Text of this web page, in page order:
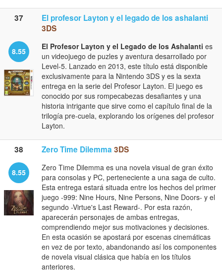
37
El profesor Layton y el legado de los ashalanti
3DS
8.55 El Profesor Layton y el Legado de los Ashalanti es
un videojuego de puzles y aventura desarrollado por
Level-5. Lanzado en 2013, este título está disponible
exclusivamente para la Nintendo 3DS y es la sexta
entrega en la serie del Profesor Layton. El juego es
conocido por sus rompecabezas desafiantes y una
historia intrigante que sirve como el capítulo final de la
trilogía pre-cuela, explorando los orígenes del profesor
Layton.
38 Zero Time Dilemma 3DS
8.55
Zero Time Dilemma es una novela visual de gran éxito
para consolas y PC, perteneciente a una saga de culto.
Esta entrega estará situada entre los hechos del primer
juego -999: Nine Hours, Nine Persons, Nine Doors- y el
segundo -Virtue's Last Reward-. Por esta razón,
aparecerán personajes de ambas entregas,
comprendiendo mejor sus motivaciones y decisiones.
En esta ocasión se apostará por escenas cinemáticas
en vez de por texto, abandonando así los componentes
de novela visual clásica que había en los títulos
anteriores.